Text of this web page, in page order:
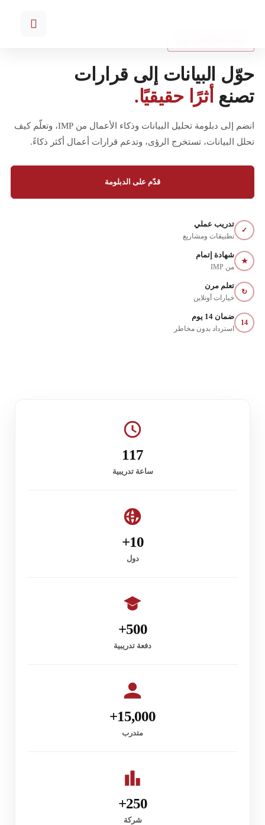
حوّل البيانات إلى قرارات
تصنع أثرًا حقيقيًا.
انضم إلى دبلومة تحليل البيانات وذكاء الأعمال من IMP، وتعلّم كيف
تحلل البيانات، تستخرج الرؤى، وتدعم قرارات أعمال أكثر ذكاءً.
قدّم على الدبلومة
✓
تدريب عملي
تطبيقات ومشاريع
★
شهادة إتمام
من IMP
↻
تعلم مرن
خيارات أونلاين
14
ضمان 14 يوم
استرداد بدون مخاطر
117
ساعة تدريبية
10+
دول
500+
دفعة تدريبية
15,000+
متدرب
250+
شركة